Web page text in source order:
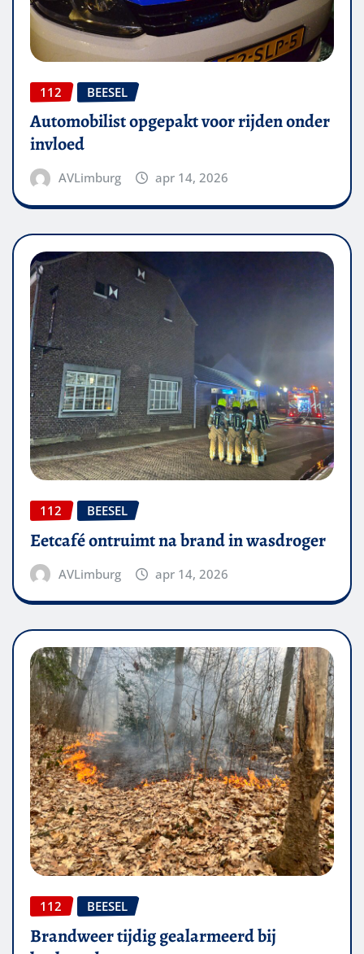
112 BEESEL
Automobilist opgepakt voor rijden onder
invloed
AVLimburg apr 14, 2026
112 BEESEL
Eetcafé ontruimt na brand in wasdroger
AVLimburg apr 14, 2026
112 BEESEL
Brandweer tijdig gealarmeerd bij